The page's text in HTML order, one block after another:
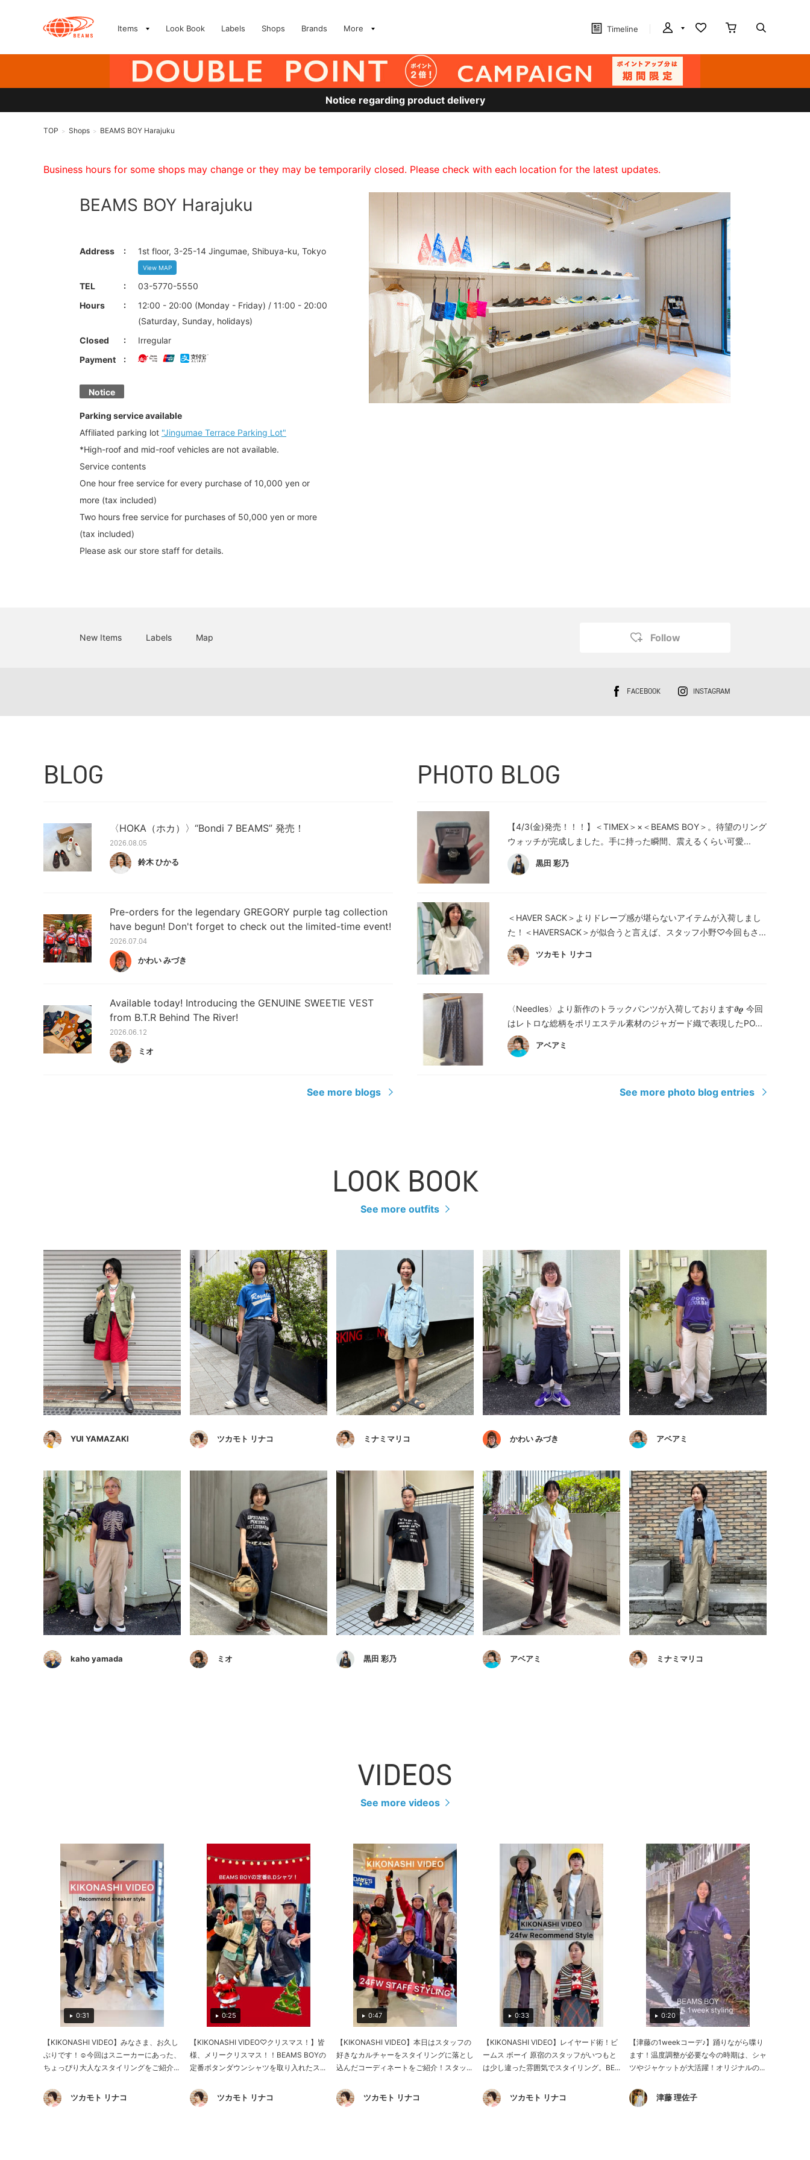
Items Look Book Labels Shops Brands More Timeline
Notice regarding product delivery
TOP > Shops > BEAMS BOY Harajuku
Business hours for some shops may change or they may be temporarily closed. Please check with each location for the latest updates.
BEAMS BOY Harajuku
Address 1st floor, 3-25-14 Jingumae, Shibuya-ku, Tokyo
View MAP
TEL
03-5770-5550
Hours
12:00 - 20:00 (Monday - Friday) / 11:00 - 20:00
(Saturday, Sunday, holidays)
Closed
Irregular
Payment
Notice
Parking service available
Affiliated parking lot "Jingumae Terrace Parking Lot"
*High-roof and mid-roof vehicles are not available.
Service contents
One hour free service for every purchase of 10,000 yen or
more (tax included)
Two hours free service for purchases of 50,000 yen or more
(tax included)
Please ask our store staff for details.
New Items Labels Map Follow
FACEBOOK INSTAGRAM
BLOG
〈HOKA（ホカ）〉“Bondi 7 BEAMS” 発売！
2026.08.05
鈴木 ひかる
Pre-orders for the legendary GREGORY purple tag collection
have begun! Don't forget to check out the limited-time event!
2026.07.04
かわい みづき
Available today! Introducing the GENUINE SWEETIE VEST
from B.T.R Behind The River!
2026.06.12
ミオ
See more blogs
PHOTO BLOG
【4/3(金)発売！！！】＜TIMEX＞×＜BEAMS BOY＞。待望のリング
ウォッチが完成しました。手に持った瞬間、震えるくらい可愛...
黒田 彩乃
＜HAVER SACK＞よりドレープ感が堪らないアイテムが入荷しまし
た！＜HAVERSACK＞が似合うと言えば、スタッフ小野♡今回もさ...
ツカモト リナコ
〈Needles〉より新作のトラックパンツが入荷しております𝝑𝝔 今回
はレトロな総柄をポリエステル素材のジャガード織で表現したPO...
アベアミ
See more photo blog entries
LOOK BOOK
See more outfits
YUI YAMAZAKI ツカモト リナコ ミナミマリコ かわい みづき アベアミ
kaho yamada ミオ 黒田 彩乃 アベアミ ミナミマリコ
VIDEOS
See more videos
0:31
【KIKONASHI VIDEO】みなさま、お久し
ぶりです！☺︎今回はスニーカーにあった、
ちょっぴり大人なスタイリングをご紹介...
ツカモト リナコ
0:25
【KIKONASHI VIDEO♡クリスマス！】皆
様、メリークリスマス！！BEAMS BOYの
定番ボタンダウンシャツを取り入れたス...
ツカモト リナコ
0:47
【KIKONASHI VIDEO】本日はスタッフの
好きなカルチャーをスタイリングに落とし
込んだコーディネートをご紹介！スタッ...
ツカモト リナコ
0:33
【KIKONASHI VIDEO】レイヤード術！ビ
ームス ボーイ 原宿のスタッフがいつもと
は少し違った雰囲気でスタイリング。BE...
ツカモト リナコ
0:20
【津藤の1weekコーデ♪】踊りながら喋り
ます！温度調整が必要な今の時期は、シャ
ツやジャケットが大活躍！オリジナルの...
津藤 理佐子